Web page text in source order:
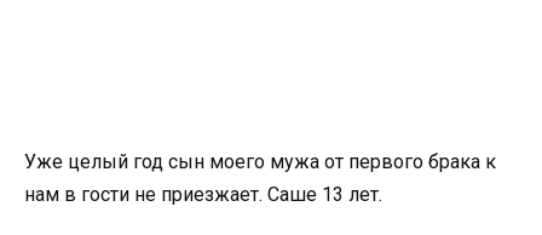
Уже целый год сын моего мужа от первого брака к
нам в гости не приезжает. Саше 13 лет.